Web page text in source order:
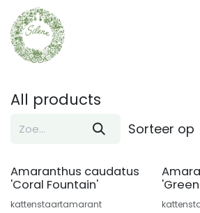
Overslaan naar inhoud
All products
Sorteer op
Amaranthus caudatus
'Coral Fountain'
kattenstaartamarant